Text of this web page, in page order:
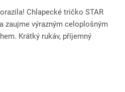
Chlapecké tričko STAR
zaujme výrazným celoplošným
Krátký rukáv, příjemný